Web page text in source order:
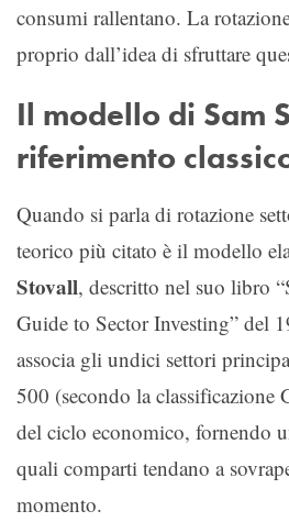
consumi rallentano. La
proprio dall’idea di sfruttare
Il modello di Sam
riferimento
Quando si parla di rotazione
teorico più citato è il modello
Stovall, descritto nel suo libro
Guide to Sector Investing” del
associa gli undici settori
500 (secondo la classificazione
del ciclo economico, fornendo
quali comparti tendano a
momento.